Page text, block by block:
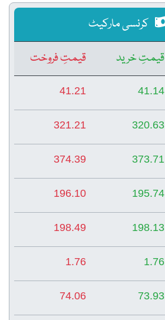
کرنسی مارکیٹ
قیمتِ خرید
قیمتِ فروخت
41.14
41.21
320.63
321.21
373.71
374.39
195.74
196.10
198.13
198.49
1.76
1.76
73.93
74.06